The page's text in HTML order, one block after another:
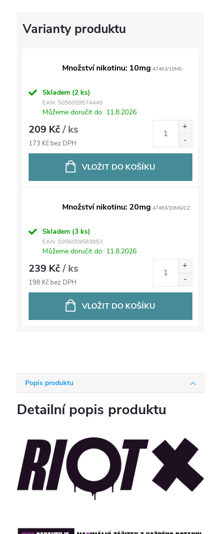
Množství nikotinu: 10mg 47463/10MG
Skladem (2 ks)
EAN: 5056059574448
Můžeme doručit do 11.8.2026
209 Kč/ ks
173 Kč bez DPH
VLOŽIT DO KOŠÍKU
Množství nikotinu: 20mg 47463/20MG/CZ
Skladem (3 ks)
EAN: 5056059583853
Můžeme doručit do 11.8.2026
239 Kč/ ks
198 Kč bez DPH
VLOŽIT DO KOŠÍKU
Popis produktu
Detailní popis produktu